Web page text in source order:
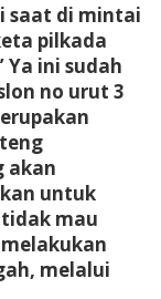
saat di mintai
pilkada
ini sudah
no urut 3
akan
untuk
mau
melalui